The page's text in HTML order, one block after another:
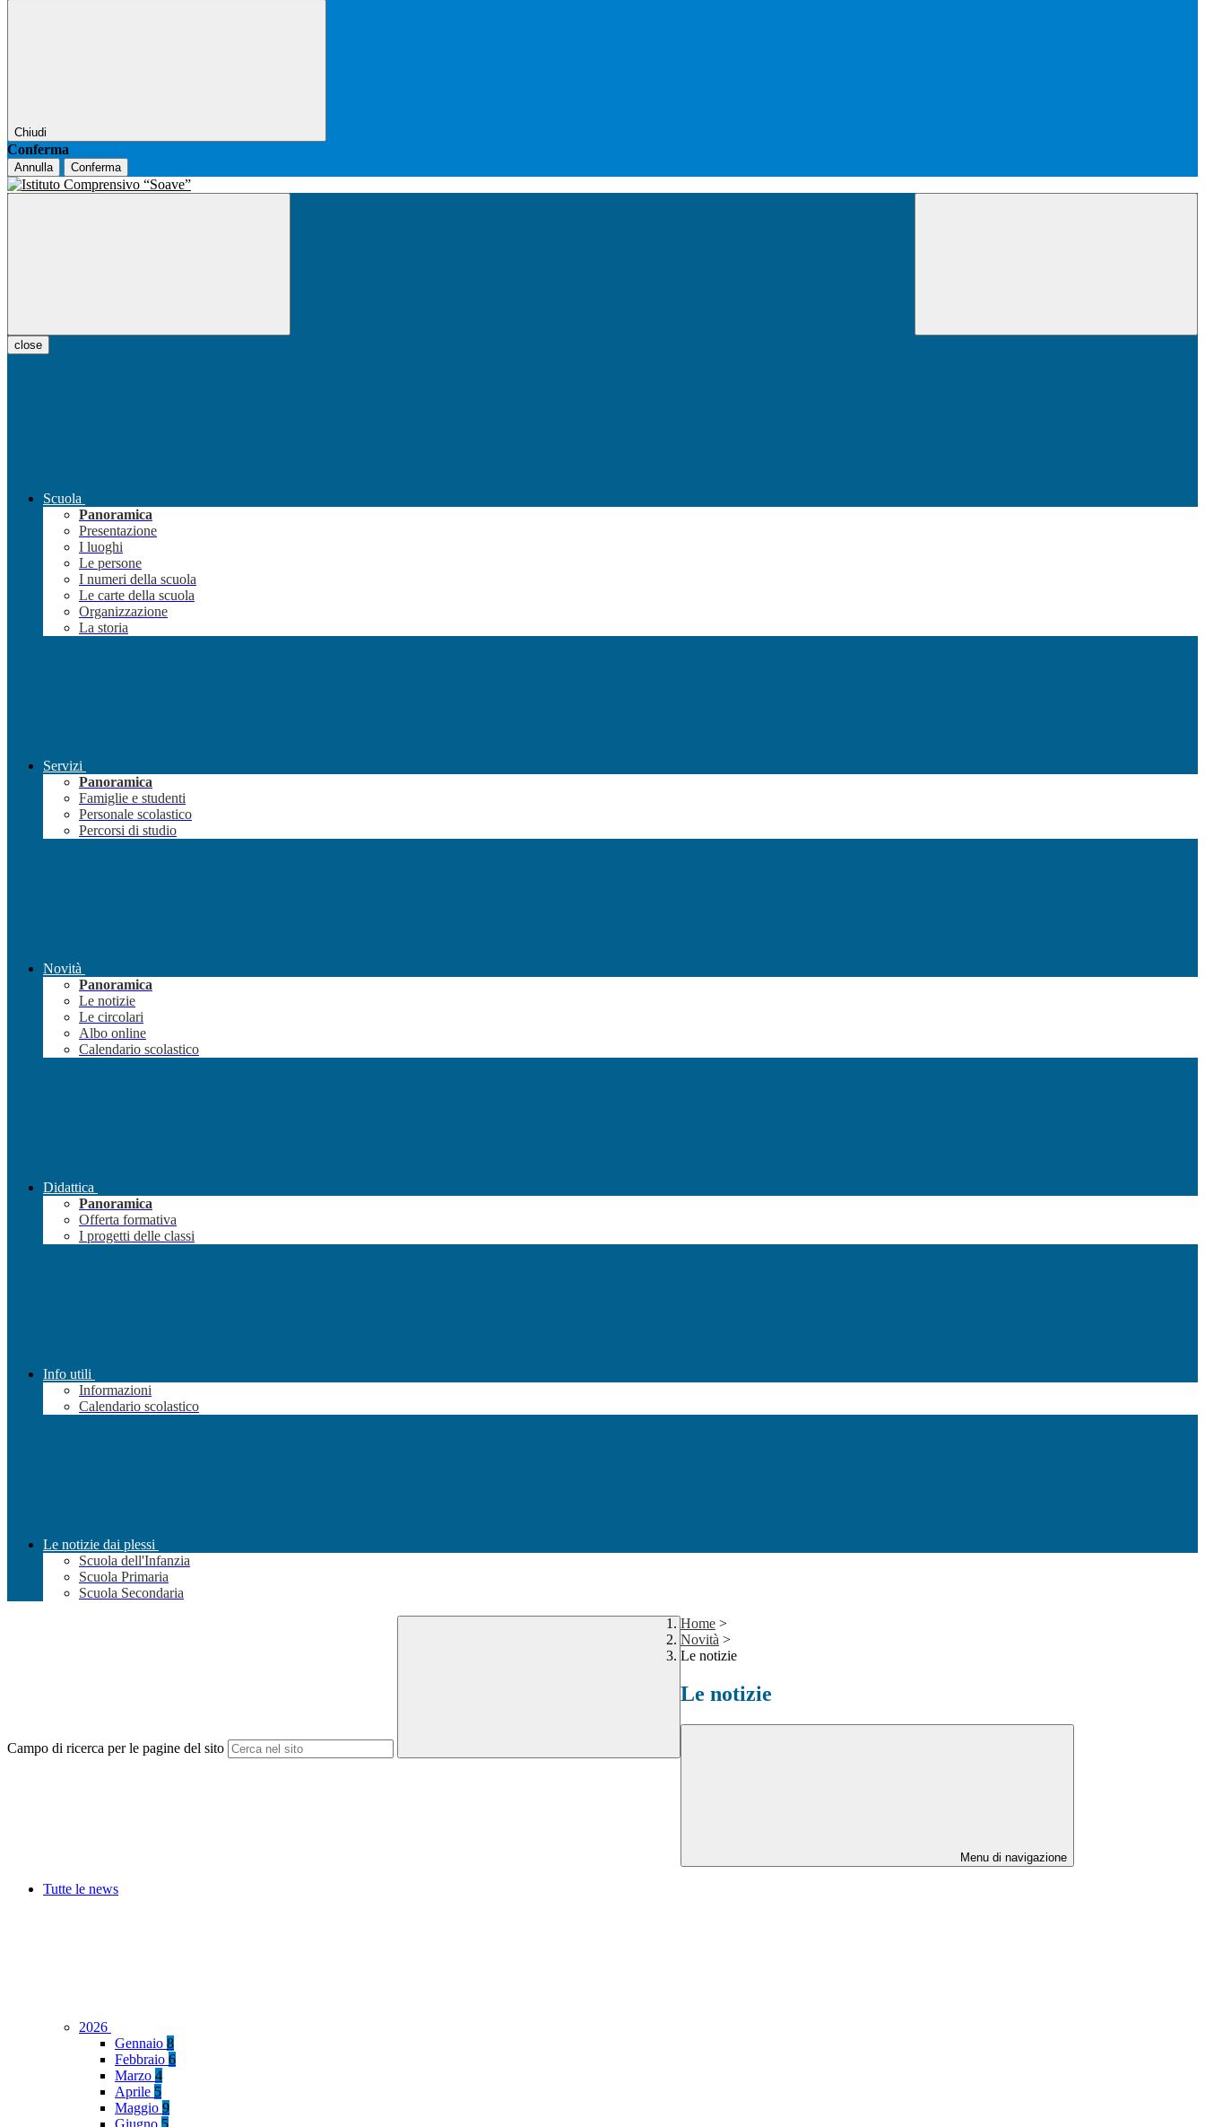
Chiudi
Conferma
Annulla Conferma
close
Scuola
Panoramica
Presentazione
I luoghi
Le persone
I numeri della scuola
Le carte della scuola
Organizzazione
La storia
Servizi
Panoramica
Famiglie e studenti
Personale scolastico
Percorsi di studio
Novità
Panoramica
Le notizie
Le circolari
Albo online
Calendario scolastico
Didattica
Panoramica
Offerta formativa
I progetti delle classi
Info utili
Informazioni
Calendario scolastico
Le notizie dai plessi
Scuola dell'Infanzia
Scuola Primaria
Scuola Secondaria
Campo di ricerca per le pagine del sito
Home >
Novità >
Le notizie
Le notizie
Menu di navigazione
Tutte le news
2026
Gennaio 8
Febbraio 6
Marzo 4
Aprile 5
Maggio 9